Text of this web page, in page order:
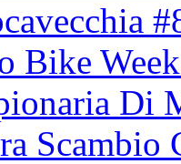
Bike
Di
Scambio